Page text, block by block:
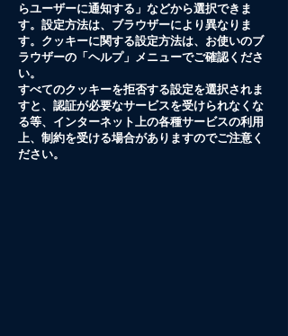
らユーザーに通知する」などから選択できま
す。設定方法は、ブラウザーにより異なりま
す。クッキーに関する設定方法は、お使いのブ
ラウザーの「ヘルプ」メニューでご確認くださ
い。
すべてのクッキーを拒否する設定を選択されま
すと、認証が必要なサービスを受けられなくな
る等、インターネット上の各種サービスの利用
上、制約を受ける場合がありますのでご注意く
ださい。